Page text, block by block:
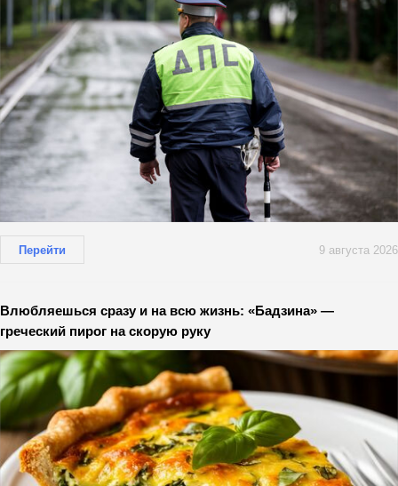
Перейти 9 августа 2026
Влюбляешься сразу и на всю жизнь: «Бадзина» —
греческий пирог на скорую руку